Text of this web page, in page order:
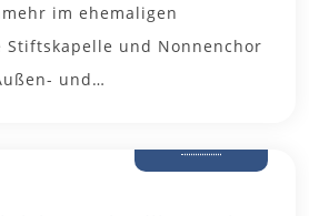
im ehemaligen
Stiftskapelle und Nonnenchor
und…